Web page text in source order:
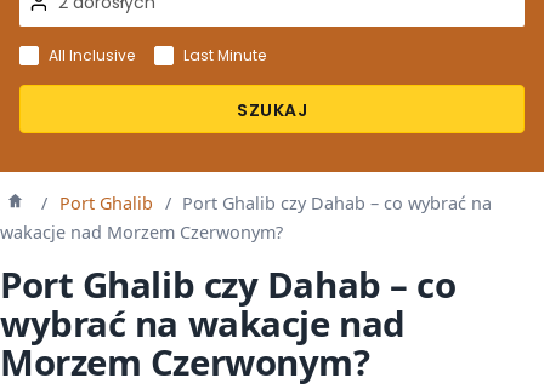
SZUKAJ
All Inclusive Last Minute
Strona
główna
/ Port Ghalib / Port Ghalib czy Dahab – co wybrać na
wakacje nad Morzem Czerwonym?
Port Ghalib czy Dahab – co
wybrać na wakacje nad
Morzem Czerwonym?